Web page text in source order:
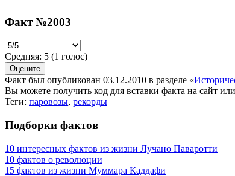
Факт №2003
Средняя: 5 (1 голос)
Факт был опубликован 03.12.2010 в разделе «
Вы можете получить код для вставки факта на сайт
Теги: паровозы, рекорды
Подборки фактов
10 интересных фактов из жизни Лучано Паваротти
10 фактов о революции
15 фактов из жизни Муммара Каддафи